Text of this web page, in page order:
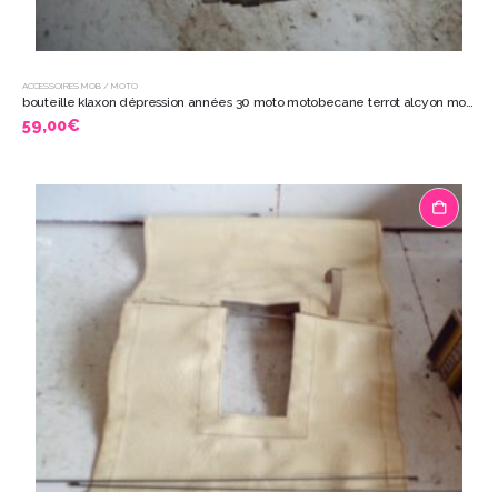
ACCESSOIRES MOB / MOTO
bouteille klaxon dépression années 30 moto motobecane terrot alcyon monet 5525
59,00€